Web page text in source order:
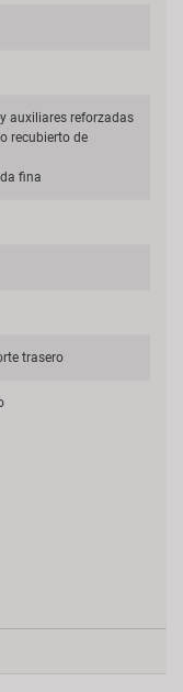
auxiliares reforzadas
recubierto de
fina
trasero